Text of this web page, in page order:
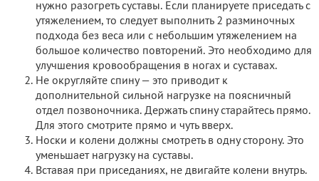
нужно разогреть суставы. Если планируете приседать с
утяжелением, то следует выполнить 2 разминочных
подхода без веса или с небольшим утяжелением на
большое количество повторений. Это необходимо для
улучшения кровообращения в ногах и суставах.
Не округляйте спину — это приводит к
дополнительной сильной нагрузке на поясничный
отдел позвоночника. Держать спину старайтесь прямо.
Для этого смотрите прямо и чуть вверх.
Носки и колени должны смотреть в одну сторону. Это
уменьшает нагрузку на суставы.
Вставая при приседаниях, не двигайте колени внутрь.